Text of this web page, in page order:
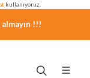
kullanıyoruz.
!!!